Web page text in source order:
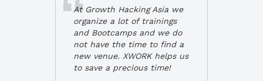
At Growth Hacking Asia we
organize a lot of trainings
and Bootcamps and we do
not have the time to find a
new venue. XWORK helps us
to save a precious time!